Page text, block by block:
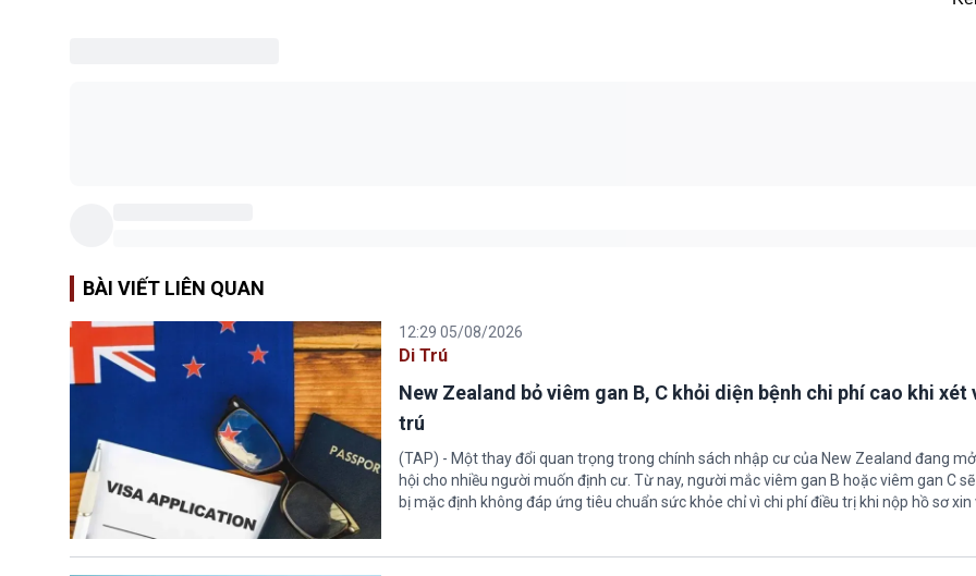
BÀI VIẾT LIÊN QUAN
12:29 05/08/2026
Di Trú
New Zealand bỏ viêm gan B, C khỏi diện bệnh chi phí cao khi xét
trú
(TAP) - Một thay đổi quan trọng trong chính sách nhập cư của New Zealand đang
hội cho nhiều người muốn định cư. Từ nay, người mắc viêm gan B hoặc viêm gan C
bị mặc định không đáp ứng tiêu chuẩn sức khỏe chỉ vì chi phí điều trị khi nộp hồ sơ xin